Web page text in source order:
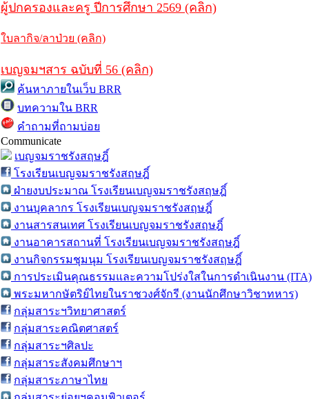
ผู้ปกครองและครู ปีการศึกษา 2569 (คลิก)
ใบลากิจ/ลาป่วย (คลิก)
เบญจมฯสาร ฉบับที่ 56 (คลิก)
ค้นหาภายในเว็บ BRR
บทความใน BRR
คำถามที่ถามบ่อย
Communicate
เบญจมราชรังสฤษฎิ์
โรงเรียนเบญจมราชรังสฤษฎิ์
ฝ่ายงบประมาณ โรงเรียนเบญจมราชรังสฤษฎิ์
งานบุคลากร โรงเรียนเบญจมราชรังสฤษฎิ์
งานสารสนเทศ โรงเรียนเบญจมราชรังสฤษฎิ์
งานอาคารสถานที่ โรงเรียนเบญจมราชรังสฤษฎิ์
งานกิจกรรมชุมนุม โรงเรียนเบญจมราชรังสฤษฎิ์
การประเมินคุณธรรมและความโปร่งใสในการดำเนินงาน (ITA)
พระมหากษัตริย์ไทยในราชวงศ์จักรี (งานนักศึกษาวิชาทหาร)
กลุ่มสาระฯวิทยาศาสตร์
กลุ่มสาระคณิตศาสตร์
กลุ่มสาระฯศิลปะ
กลุ่มสาระสังคมศึกษาฯ
กลุ่มสาระภาษาไทย